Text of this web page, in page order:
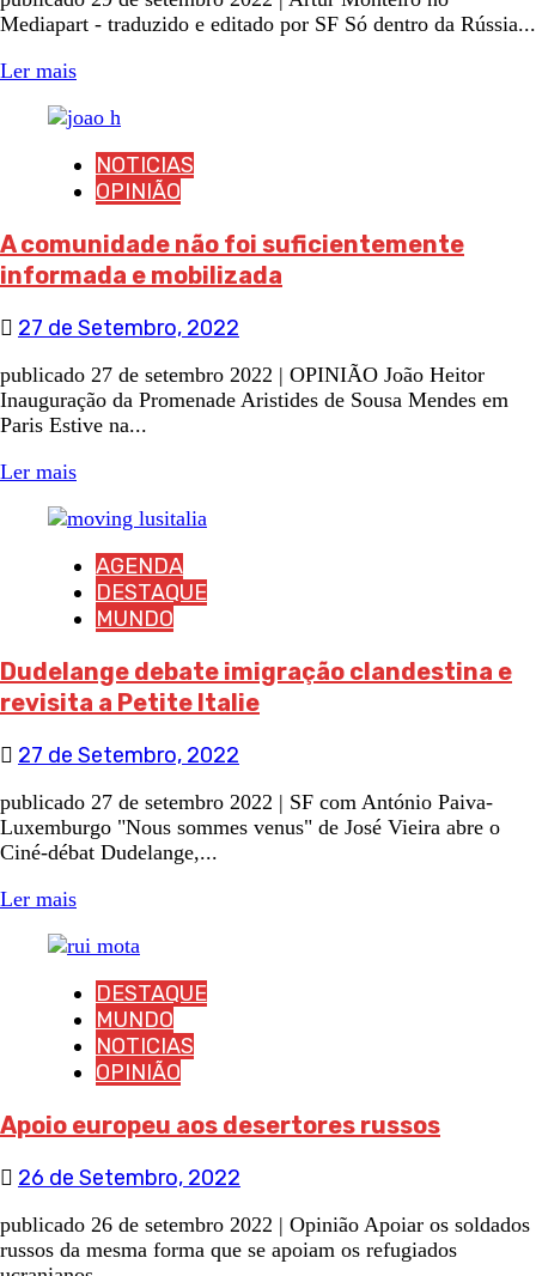
Mediapart - traduzido e editado por SF Só dentro da Rússia...
Ler mais
NOTICIAS
OPINIÃO
A comunidade não foi suficientemente
informada e mobilizada
27 de Setembro, 2022
publicado 27 de setembro 2022 | OPINIÃO João Heitor
Inauguração da Promenade Aristides de Sousa Mendes em
Paris Estive na...
Ler mais
AGENDA
DESTAQUE
MUNDO
Dudelange debate imigração clandestina e
revisita a Petite Italie
27 de Setembro, 2022
publicado 27 de setembro 2022 | SF com António Paiva-
Luxemburgo "Nous sommes venus" de José Vieira abre o
Ciné-débat Dudelange,...
Ler mais
DESTAQUE
MUNDO
NOTICIAS
OPINIÃO
Apoio europeu aos desertores russos
26 de Setembro, 2022
publicado 26 de setembro 2022 | Opinião Apoiar os soldados
russos da mesma forma que se apoiam os refugiados